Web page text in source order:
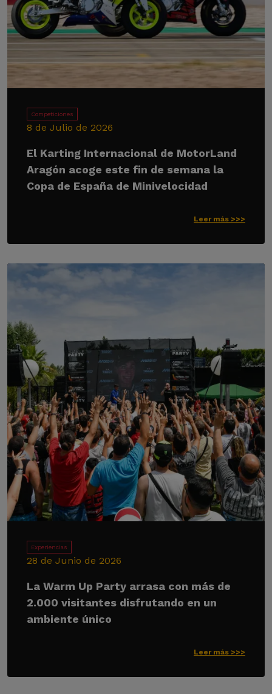
Competiciones
8 de Julio de 2026
El Karting Internacional de MotorLand
Aragón acoge este fin de semana la
Copa de España de Minivelocidad
Leer más >>>
Experiencias
28 de Junio de 2026
La Warm Up Party arrasa con más de
2.000 visitantes disfrutando en un
ambiente único
Leer más >>>